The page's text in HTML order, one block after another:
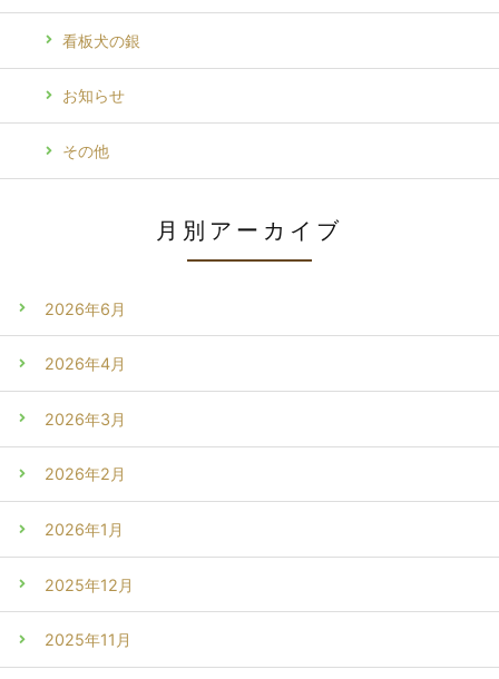
看板犬の銀
お知らせ
その他
月別アーカイブ
2026年6月
2026年4月
2026年3月
2026年2月
2026年1月
2025年12月
2025年11月